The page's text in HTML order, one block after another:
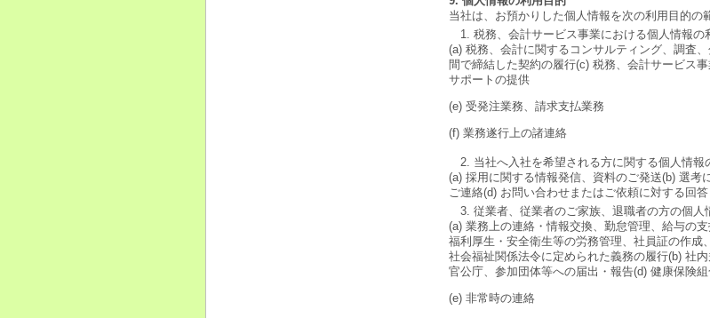
当社は、お預かりした個人情報を次の利用目的の
1. 税務、会計サービス事業における個人情報の
(a) 税務、会計に関するコンサルティング、調査
間で締結した契約の履行(c) 税務、会計サービス
サポートの提供
(e) 受発注業務、請求支払業務
(f) 業務遂行上の諸連絡
2. 当社へ入社を希望される方に関する個人情報
(a) 採用に関する情報発信、資料のご発送(b) 選
ご連絡(d) お問い合わせまたはご依頼に対する回答
3. 従業者、従業者のご家族、退職者の方の個人
(a) 業務上の連絡・情報交換、勤怠管理、給与の
福利厚生・安全衛生等の労務管理、社員証の作成
社会福祉関係法令に定められた義務の履行(b) 社
官公庁、参加団体等への届出・報告(d) 健康保険
(e) 非常時の連絡